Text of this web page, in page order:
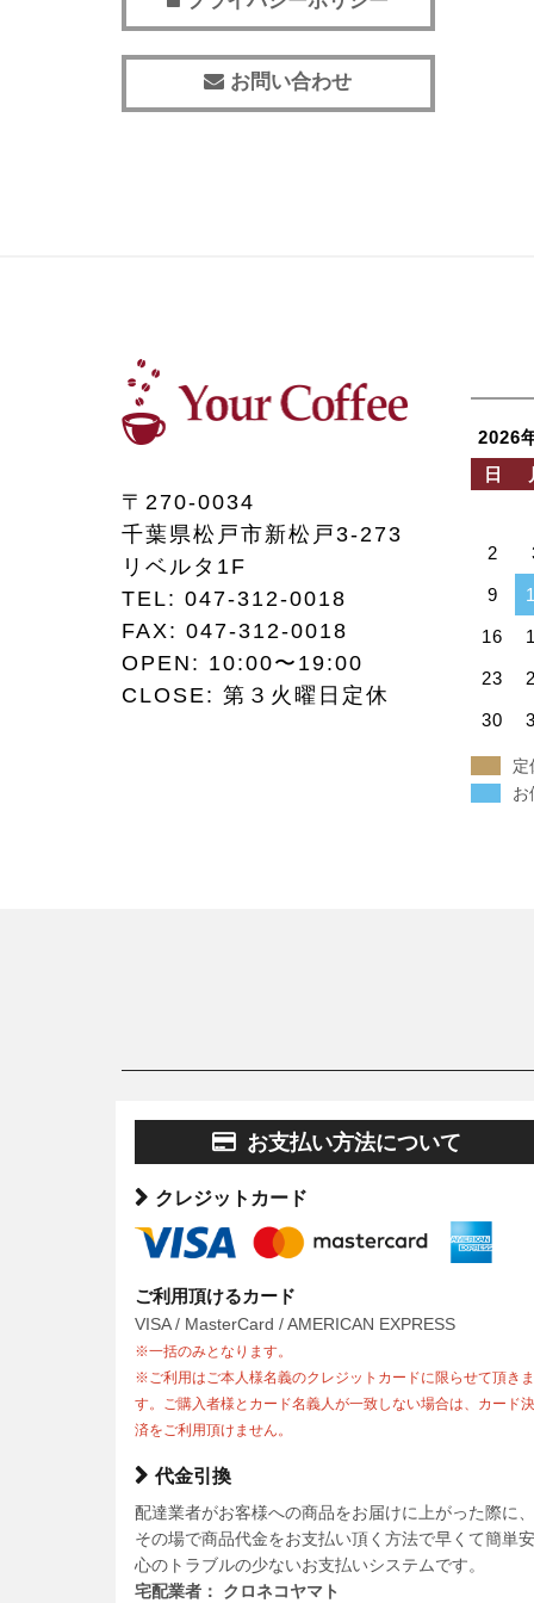
お問い合わせ
〒270-0034
千葉県松戸市新松戸3-273
リベルタ1F
TEL: 047-312-0018
FAX: 047-312-0018
OPEN: 10:00〜19:00
CLOSE: 第３火曜日定休
2026
日
2
9
16
23
30
定
お
お支払い方法について
クレジットカード
ご利用頂けるカード
VISA / MasterCard / AMERICAN EXPRESS
※一括のみとなります。
※ご利用はご本人様名義のクレジットカードに限らせて頂きま
す。ご購入者様とカード名義人が一致しない場合は、カード決
済をご利用頂けません。
代金引換
配達業者がお客様への商品をお届けに上がった際に、
その場で商品代金をお支払い頂く方法で早くて簡単安
心のトラブルの少ないお支払いシステムです。
宅配業者： クロネコヤマト